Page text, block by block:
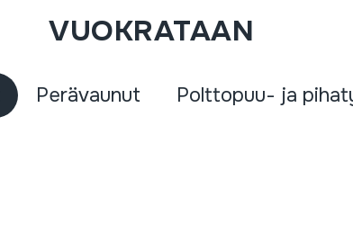
VUOKRATAAN
Perävaunut Polttopuu- ja